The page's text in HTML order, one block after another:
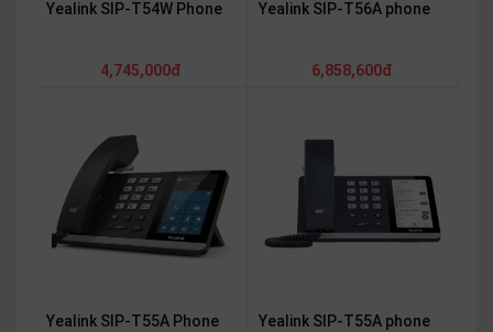
Yealink SIP-T54W Phone
4,745,000đ
Yealink SIP-T56A phone
6,858,600đ
Yealink SIP-T55A Phone
Yealink SIP-T55A phone